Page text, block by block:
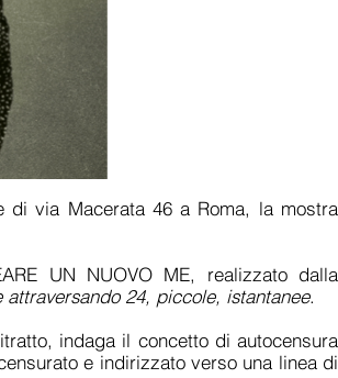
di via Macerata 46 a Roma, la mostra
UN NUOVO ME, realizzato dalla
24, piccole, istantanee.
indaga il concetto di autocensura
e indirizzato verso una linea di